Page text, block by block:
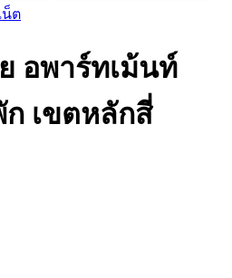
น็ต
อพาร์ทเม้นท์
ก เขตหลักสี่